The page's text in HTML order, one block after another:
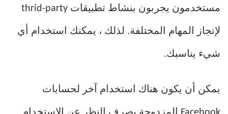
مستخدمون يجربون بنشاط تطبيقات thrid-party
لإنجاز المهام المختلفة. لذلك ، يمكنك استخدام أي
شيء يناسبك.
يمكن أن يكون هناك استخدام آخر لحسابات